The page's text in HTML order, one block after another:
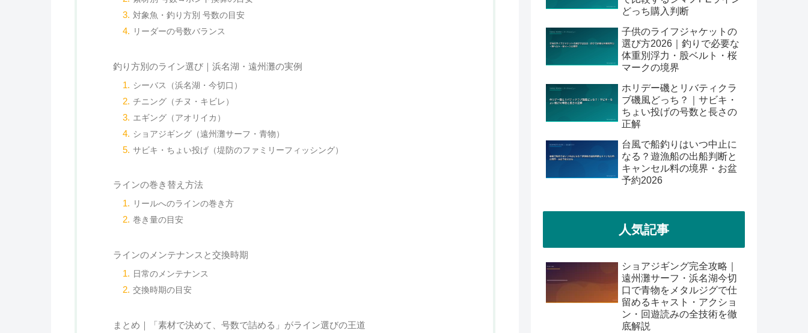
対象魚・釣り方別 号数の目安
リーダーの号数バランス
釣り方別のライン選び｜浜名湖・遠州灘の実例
シーバス（浜名湖・今切口）
チニング（チヌ・キビレ）
エギング（アオリイカ）
ショアジギング（遠州灘サーフ・青物）
サビキ・ちょい投げ（堤防のファミリーフィッシング）
ラインの巻き替え方法
リールへのラインの巻き方
巻き量の目安
ラインのメンテナンスと交換時期
日常のメンテナンス
交換時期の目安
まとめ｜「素材で決めて、号数で詰める」がライン選びの王道
どっち購入判断
子供のライフジャケットの
選び方2026｜釣りで必要な
体重別浮力・股ベルト・桜
マークの境界
ホリデー磯とリバティクラ
ブ磯風どっち？｜サビキ・
ちょい投げの号数と長さの
正解
台風で船釣りはいつ中止に
なる？遊漁船の出船判断と
キャンセル料の境界・お盆
予約2026
人気記事
ショアジギング完全攻略｜
遠州灘サーフ・浜名湖今切
口で青物をメタルジグで仕
留めるキャスト・アクショ
ン・回遊読みの全技術を徹
底解説